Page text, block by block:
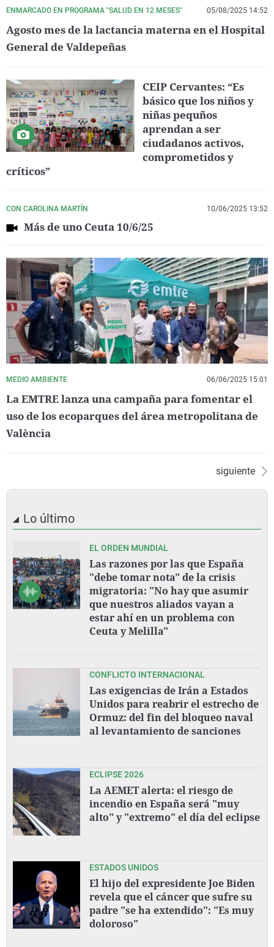
ENMARCADO EN PROGRAMA "SALUD EN 12 MESES" 05/08/2025 14:52
Agosto mes de la lactancia materna en el Hospital
General de Valdepeñas
CEIP Cervantes: “Es
básico que los niños y
niñas pequños
aprendan a ser
ciudadanos activos,
comprometidos y
críticos”
CON CAROLINA MARTÍN 10/06/2025 13:52
Más de uno Ceuta 10/6/25
MEDIO AMBIENTE 06/06/2025 15:01
La EMTRE lanza una campaña para fomentar el
uso de los ecoparques del área metropolitana de
València
siguiente
Lo último
EL ORDEN MUNDIAL
Las razones por las que España
"debe tomar nota" de la crisis
migratoria: "No hay que asumir
que nuestros aliados vayan a
estar ahí en un problema con
Ceuta y Melilla"
CONFLICTO INTERNACIONAL
Las exigencias de Irán a Estados
Unidos para reabrir el estrecho de
Ormuz: del fin del bloqueo naval
al levantamiento de sanciones
ECLIPSE 2026
La AEMET alerta: el riesgo de
incendio en España será "muy
alto" y "extremo" el día del eclipse
ESTADOS UNIDOS
El hijo del expresidente Joe Biden
revela que el cáncer que sufre su
padre "se ha extendido": "Es muy
doloroso"